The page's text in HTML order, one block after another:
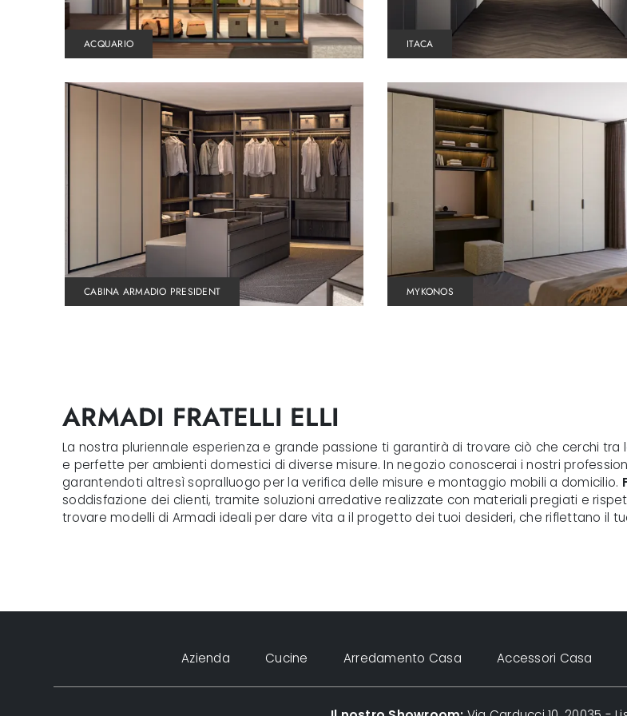
ACQUARIO ITACA
CABINA ARMADIO PRESIDENT MYKONOS
ARMADI FRATELLI ELLI
La nostra pluriennale esperienza e grande passione ti garantirà di trovare ciò che cerchi
e perfette per ambienti domestici di diverse misure. In negozio conoscerai i nostri
garantendoti altresì sopralluogo per la verifica delle misure e montaggio mobili a domicilio.
soddisfazione dei clienti, tramite soluzioni arredative realizzate con materiali pregiati e
trovare modelli di Armadi ideali per dare vita a il progetto dei tuoi desideri, che riflettano il
Azienda Cucine Arredamento Casa Accessori Casa